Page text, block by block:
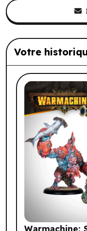
Votre
Liste de
Warmachine: